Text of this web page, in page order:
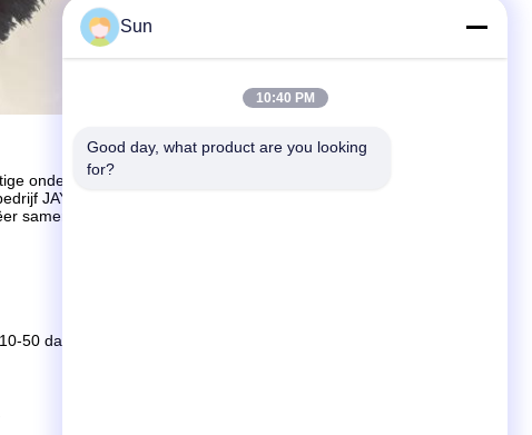
onderneming van het bedrijf XXXXX. Redelijke prijs, volledige
JAYU.
samen met hen een schitterende toekomst voor de
50 dagen als de goederen niet op voorraad zijn, is het volgens
Sun
10:40 PM
Good day, what product are you looking
for?